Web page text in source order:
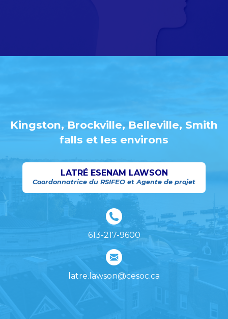
Kingston, Brockville, Belleville, Smith
falls et les environs
LATRÉ ESENAM LAWSON
Coordonnatrice du RSIFEO et Agente de projet
613-217-9600
latre.lawson@cesoc.ca